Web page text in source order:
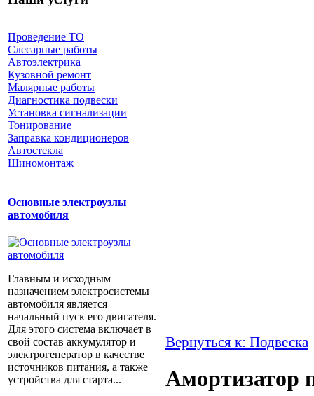
Проведение ТО
Слесарные работы
Автоэлектрика
Кузовной ремонт
Малярные работы
Диагностика подвески
Установка сигнализации
Тонирование
Заправка кондиционеров
Автостекла
Шиномонтаж
Основные электроузлы
автомобиля
Главным и исходным
назначением электросистемы
автомобиля является
начальный пуск его двигателя.
Для этого система включает в
свой состав аккумулятор и
электрогенератор в качестве
источников питания, а также
устройства для старта...
Вернуться к: Подвеска
Амортизатор